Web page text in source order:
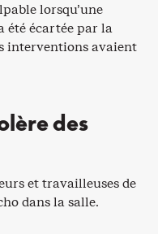
lorsqu’une
été écartée par la
interventions avaient
des
et travailleuses de
dans la salle.